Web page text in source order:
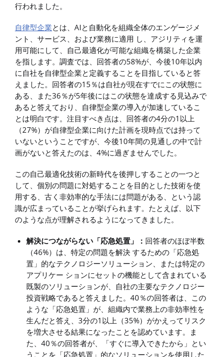
行われました。
自律型企業とは、AIと自動化を組織全体のエンゲージメ
ント、サービス、および業務に適用 し、アジリティを運
用可能にして、自己最適化が可能な組織を構築した企業
を指します。調査では、回答者の58%が、今後10年以内
に自社を自律型企業と定義することを目指していると答
えました。回答者の15％は自社が現在すでにこの状態に
ある、また36％が5年後にはこの状態を達成する見込みで
あると答えており、自律型企業の導入が加速しているこ
とは明白です。注目すべき点は、回答者の4分の1以上
（27%）が自律型企業に向けた計画を現時点では持って
いないということですが、今後10年間の見通しの中で計
画がないと答えたのは、4%に過ぎませんでした。
この自己最適化技術の新時代を後押しすることの一つと
して、個別の問題に対処することを目的とした技術を使
用する、古く非効率的な手法には問題がある、という認
識が広まっていることが挙げられます。たとえば、以下
のような点が理解されるようになってきました。
解決につながらない「応急処置」： 回答者のほぼ半数
（46%）は、特定の問題を解決 するための「応急処
置」的なテクノロジーソリューション、または特定の
アプリケー ションにセットの機能として含まれている
既製のソリューションが、自社の主要なテクノロジー
投資戦略であると答えました。40％の回答者は、この
ような「応急処置」が、組織内で業務上の非効率性を
生んだと答え、3分の1以上（35%）がかえってリスク
を増大させる結果になったことを認めています。ま
た、40％の回答者が、「すぐに導入できたから」とい
うことを「応急処置」的なソリューションを使用した